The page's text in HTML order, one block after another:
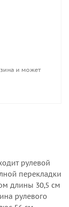
и может
рулевой
перекладки
длины 30,5 см
рулевого